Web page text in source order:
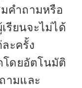
คำถามหรือ
รียนจะไม่ได้
ะครั้ง
โดยอัตโนมัติ
ามและ